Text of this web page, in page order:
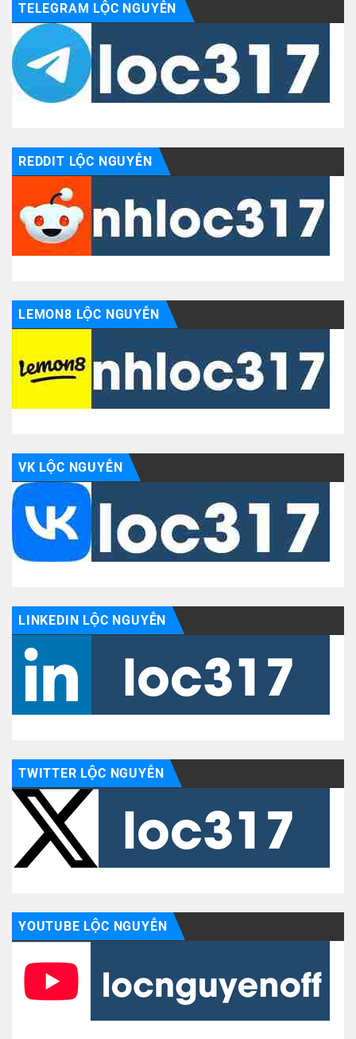
TELEGRAM LỘC NGUYỄN
REDDIT LỘC NGUYỄN
LEMON8 LỘC NGUYỄN
VK LỘC NGUYỄN
LINKEDIN LỘC NGUYỄN
TWITTER LỘC NGUYỄN
YOUTUBE LỘC NGUYỄN